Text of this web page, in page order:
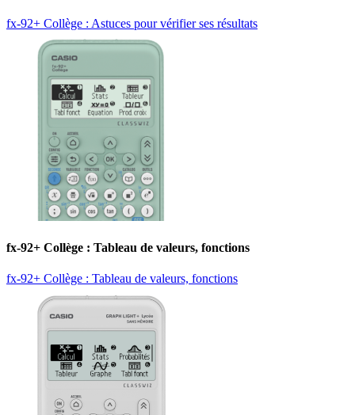
fx-92+ Collège : Astuces pour vérifier ses résultats
fx-92+ Collège : Tableau de valeurs, fonctions
fx-92+ Collège : Tableau de valeurs, fonctions